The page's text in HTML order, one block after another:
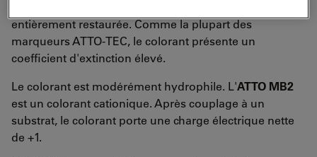
entièrement restaurée. Comme la plupart des
marqueurs ATTO-TEC, le colorant présente un
coefficient d'extinction élevé.
Le colorant est modérément hydrophile. L'ATTO MB2
est un colorant cationique. Après couplage à un
substrat, le colorant porte une charge électrique nette
de +1.